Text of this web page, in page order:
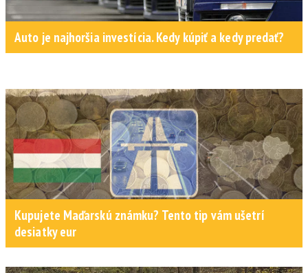
Auto je najhoršia investícia. Kedy kúpiť a kedy predať?
Kupujete Maďarskú známku? Tento tip vám ušetrí
desiatky eur